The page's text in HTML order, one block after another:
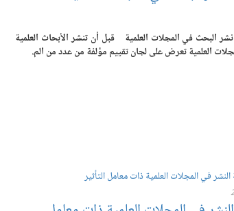
البحث في المجلات العلمية قبل أن تنشر الأبحاث العلمية
العلمية تعرض على لجان تقييم مؤلفة من عدد من الم.